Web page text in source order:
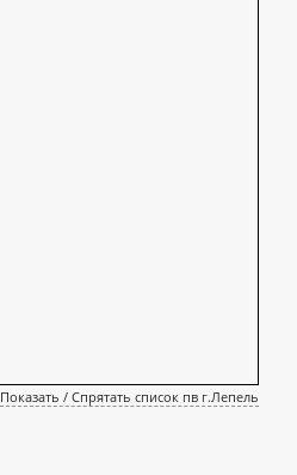
Показать / Спрятать список пв г.Лепель